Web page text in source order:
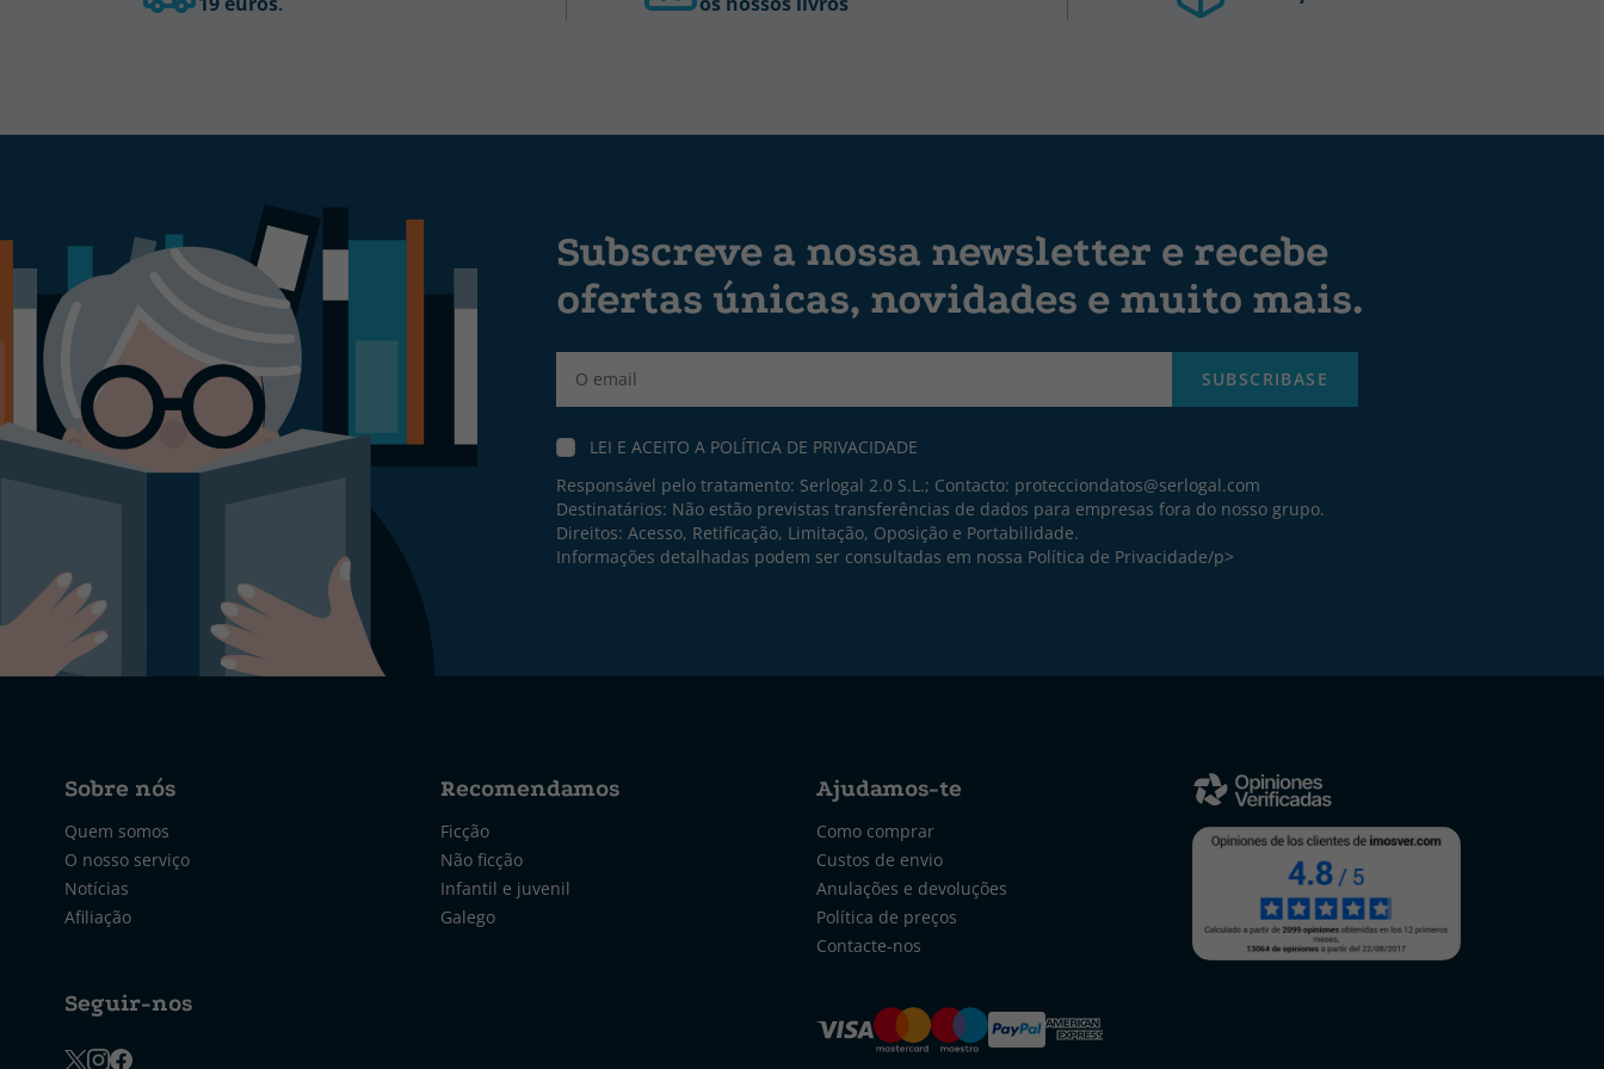
Subscreve a nossa newsletter e recebe
ofertas únicas, novidades e muito mais.
SUBSCRIBASE
LEI E ACEITO A POLÍTICA DE PRIVACIDADE
Responsável pelo tratamento: Serlogal 2.0 S.L.; Contacto: protecciondatos@serlogal.com
Destinatários: Não estão previstas transferências de dados para empresas fora do nosso grupo.
Direitos: Acesso, Retificação, Limitação, Oposição e Portabilidade.
Informações detalhadas podem ser consultadas em nossa Política de Privacidade/p>
Sobre nós
Quem somos
O nosso serviço
Notícias
Afiliação
Seguir-nos
Recomendamos
Ficção
Não ficção
Infantil e juvenil
Galego
Ajudamos-te
Como comprar
Custos de envio
Anulações e devoluções
Política de preços
Contacte-nos